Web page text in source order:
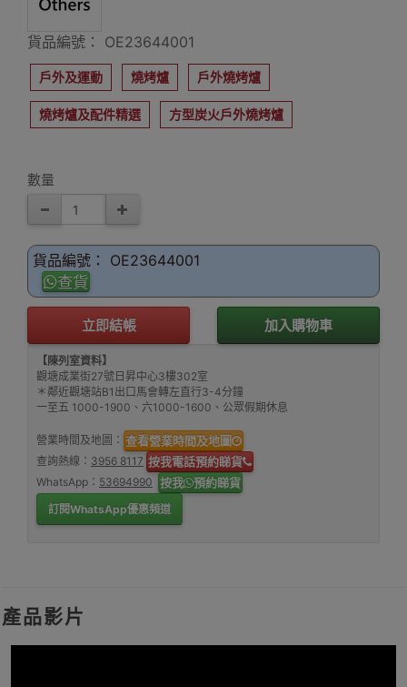
貨品編號： OE23644001
戶外及運動 燒烤爐 戶外燒烤爐
燒烤爐及配件精選 方型炭火戶外燒烤爐
數量
貨品編號： OE23644001
查貨
立即結帳 加入購物車
【陳列室資料】
觀塘成業街27號日昇中心3樓302室
＊鄰近觀塘站B1出口馬會轉左直行3-4分鐘
一至五 1000-1900、六1000-1600、公眾假期休息
營業時間及地圖： 查看營業時間及地圖
查詢熱線： 3956 8117 按我電話預約睇貨
WhatsApp： 53694990 按我 預約睇貨
訂閱WhatsApp優惠頻道
產品影片